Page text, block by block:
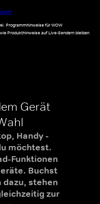
Programmhinweise für WOW
Produkthinweise auf Live-Sendern bleiben
Gerät
Handy -
möchtest.
Funktionen
Buchst
dazu, stehen
zur